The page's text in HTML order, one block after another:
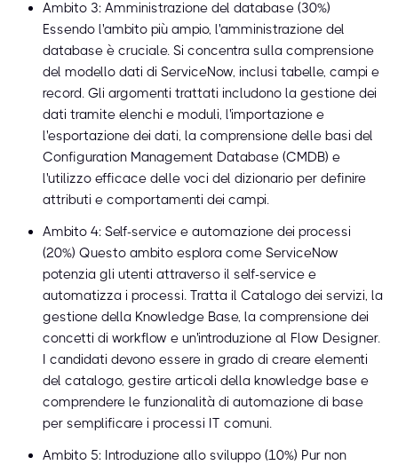
Ambito 3: Amministrazione del database (30%)
Essendo l'ambito più ampio, l'amministrazione del
database è cruciale. Si concentra sulla comprensione
del modello dati di ServiceNow, inclusi tabelle, campi e
record. Gli argomenti trattati includono la gestione dei
dati tramite elenchi e moduli, l'importazione e
l'esportazione dei dati, la comprensione delle basi del
Configuration Management Database (CMDB) e
l'utilizzo efficace delle voci del dizionario per definire
attributi e comportamenti dei campi.
Ambito 4: Self-service e automazione dei processi
(20%) Questo ambito esplora come ServiceNow
potenzia gli utenti attraverso il self-service e
automatizza i processi. Tratta il Catalogo dei servizi, la
gestione della Knowledge Base, la comprensione dei
concetti di workflow e un'introduzione al Flow Designer.
I candidati devono essere in grado di creare elementi
del catalogo, gestire articoli della knowledge base e
comprendere le funzionalità di automazione di base
per semplificare i processi IT comuni.
Ambito 5: Introduzione allo sviluppo (10%) Pur non